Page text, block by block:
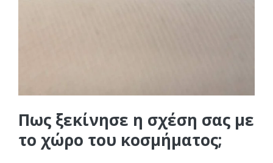
Πως ξεκίνησε η σχέση σας με
το χώρο του κοσμήματος;